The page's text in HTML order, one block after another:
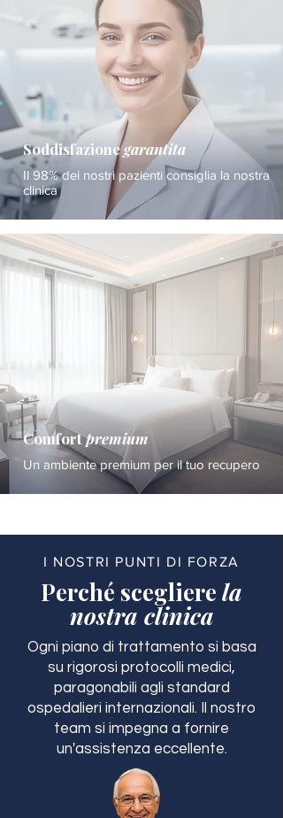
Soddisfazionegarantita
Il 98% dei nostri pazienti consiglia la nostra
clinica
Comfortpremium
Un ambiente premium per il tuo recupero
I NOSTRI PUNTI DI FORZA
Perché scegliere la
nostra clinica
Ogni piano di trattamento si basa
su rigorosi protocolli medici,
paragonabili agli standard
ospedalieri internazionali. Il nostro
team si impegna a fornire
un'assistenza eccellente.